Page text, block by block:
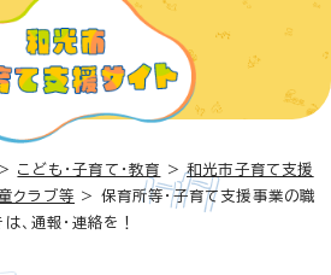
こども・子育て・教育 >和光市子育て支援
クラブ等 > 保育所等・子育て支援事業の職
、通報・連絡を！